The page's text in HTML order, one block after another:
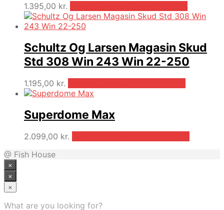
1.395,00 kr.
Schultz Og Larsen Magasin Skud
Std 308 Win 243 Win 22-250
1.195,00 kr.
Superdome Max
2.099,00 kr.
@ Fish House
×
×
×
What are you looking for?